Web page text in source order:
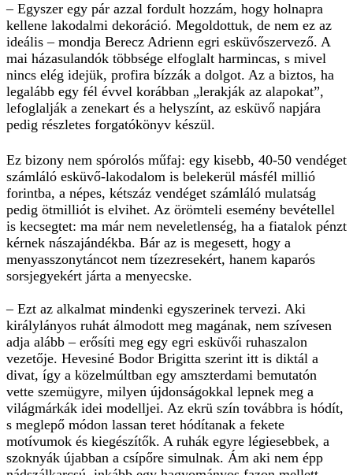
– Egyszer egy pár azzal fordult hozzám, hogy holnapra
kellene lakodalmi dekoráció. Megoldottuk, de nem ez az
ideális – mondja Berecz Adrienn egri esküvőszervező. A
mai házasulandók többsége elfoglalt harmincas, s mivel
nincs elég idejük, profira bízzák a dolgot. Az a biztos, ha
legalább egy fél évvel korábban „lerakják az alapokat”,
lefoglalják a zenekart és a helyszínt, az esküvő napjára
pedig részletes forgatókönyv készül.
Ez bizony nem spórolós műfaj: egy kisebb, 40-50 vendéget
számláló esküvő-lakodalom is belekerül másfél millió
forintba, a népes, kétszáz vendéget számláló mulatság
pedig ötmilliót is elvihet. Az örömteli esemény bevétellel
is kecsegtet: ma már nem neveletlenség, ha a fiatalok pénzt
kérnek nászajándékba. Bár az is megesett, hogy a
menyasszonytáncot nem tízezresekért, hanem kaparós
sorsjegyekért járta a menyecske.
– Ezt az alkalmat mindenki egyszerinek tervezi. Aki
királylányos ruhát álmodott meg magának, nem szívesen
adja alább – erősíti meg egy egri esküvői ruhaszalon
vezetője. Hevesiné Bodor Brigitta szerint itt is diktál a
divat, így a közelmúltban egy amszterdami bemutatón
vette szemügyre, milyen újdonságokkal lepnek meg a
világmárkák idei modelljei. Az ekrü szín továbbra is hódít,
s meglepő módon lassan teret hódítanak a fekete
motívumok és kiegészítők. A ruhák egyre légiesebbek, a
szoknyák újabban a csípőre simulnak. Ám aki nem épp